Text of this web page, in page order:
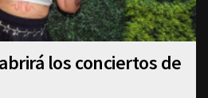
los conciertos de